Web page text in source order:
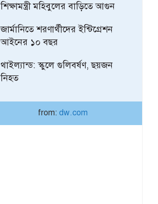
শিক্ষামন্ত্রী মহিবুলের বাড়িতে আগুন
জার্মানিতে শরণার্থীদের ইন্টিগ্রেশন
আইনের ১০ বছর
থাইল্যান্ড: স্কুলে গুলিবর্ষণ, ছয়জন
নিহত
from: dw.com